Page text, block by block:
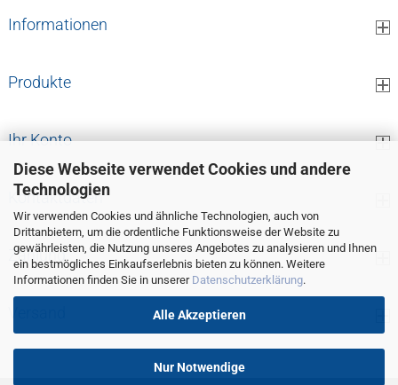
Diese Webseite verwendet Cookies und andere
Technologien
Wir verwenden Cookies und ähnliche Technologien, auch von
Drittanbietern, um die ordentliche Funktionsweise der Website zu
gewährleisten, die Nutzung unseres Angebotes zu analysieren und Ihnen
ein bestmögliches Einkaufserlebnis bieten zu können. Weitere
Informationen finden Sie in unserer Datenschutzerklärung.
Alle Akzeptieren
Nur Notwendige
Informationen
Produkte
Ihr Konto
Kontaktdaten
Zahlung